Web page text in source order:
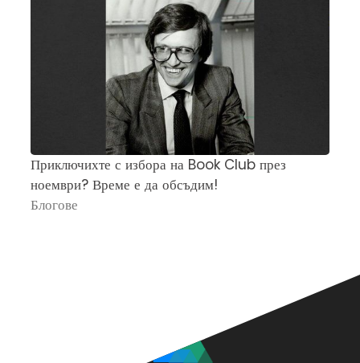
Приключихте с избора на Book Club през
ноември? Време е да обсъдим!
Блогове